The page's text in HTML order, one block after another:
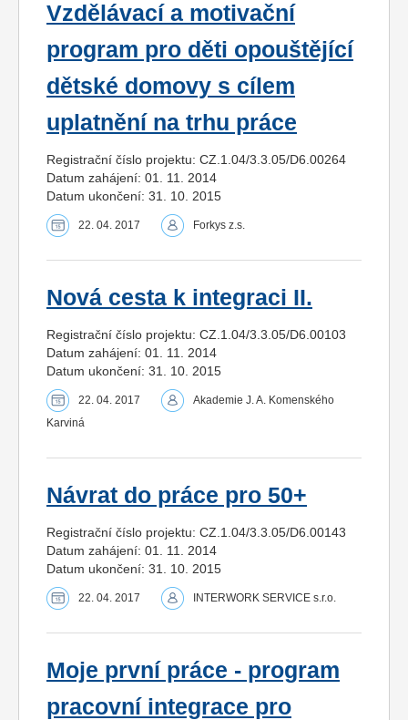
Vzdělávací a motivační
program pro děti opouštějící
dětské domovy s cílem
uplatnění na trhu práce
Registrační číslo projektu: CZ.1.04/3.3.05/D6.00264
Datum zahájení: 01. 11. 2014
Datum ukončení: 31. 10. 2015
22. 04. 2017 Forkys z.s.
Nová cesta k integraci II.
Registrační číslo projektu: CZ.1.04/3.3.05/D6.00103
Datum zahájení: 01. 11. 2014
Datum ukončení: 31. 10. 2015
22. 04. 2017
Akademie J. A. Komenského
Karviná
Návrat do práce pro 50+
Registrační číslo projektu: CZ.1.04/3.3.05/D6.00143
Datum zahájení: 01. 11. 2014
Datum ukončení: 31. 10. 2015
22. 04. 2017 INTERWORK SERVICE s.r.o.
Moje první práce - program
pracovní integrace pro